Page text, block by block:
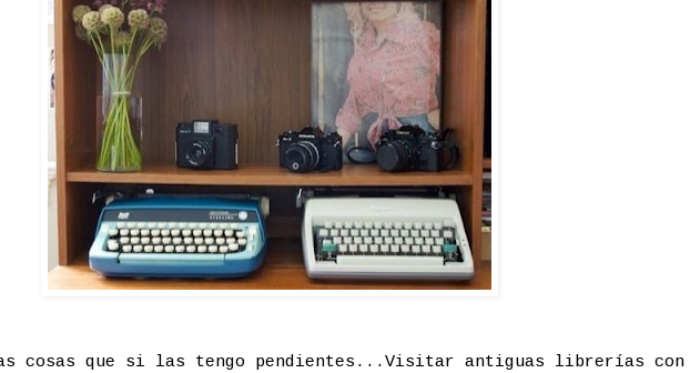
cosas que si las tengo pendientes...Visitar antiguas librerías con